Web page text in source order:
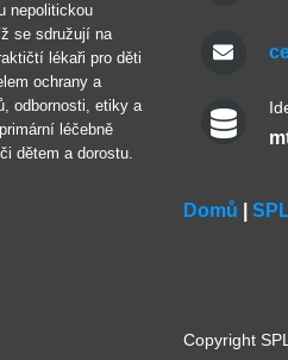
nepolitickou
se sdružují na
lékaři pro děti
ochrany a
odbornosti, etiky a
léčebně
dětem a dorostu.
Domů
Copyright